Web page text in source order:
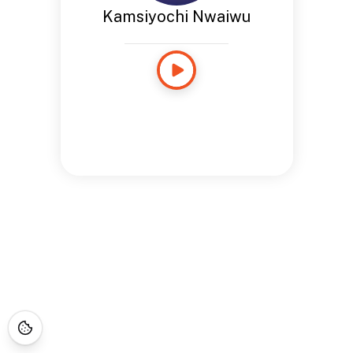
Kamsiyochi Nwaiwu